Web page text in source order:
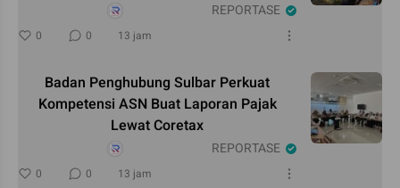
REPORTASE
0 0 13 jam
Badan Penghubung Sulbar Perkuat
Kompetensi ASN Buat Laporan Pajak
Lewat Coretax
REPORTASE
0 0 13 jam